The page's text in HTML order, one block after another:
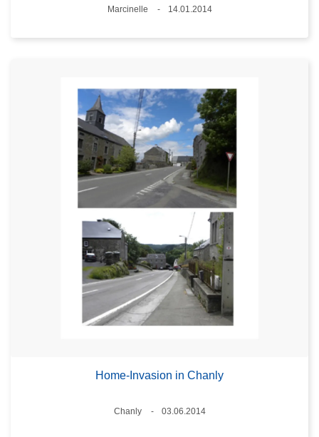
Plaats
Marcinelle
14.01.2014
Home-Invasion in Chanly
Plaats
Chanly
03.06.2014